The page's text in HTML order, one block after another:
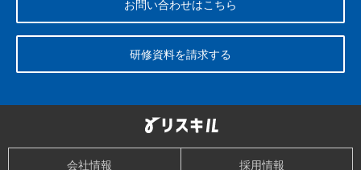
お問い合わせはこちら
研修資料を請求する
会社情報 採用情報